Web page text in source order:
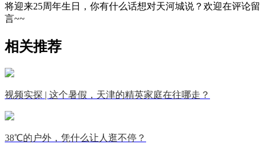
将迎来25周年生日，你有什么话想对天河城说？欢迎在评论留
言~~
相关推荐
视频实探 | 这个暑假，天津的精英家庭在往哪走？
38℃的户外，凭什么让人逛不停？